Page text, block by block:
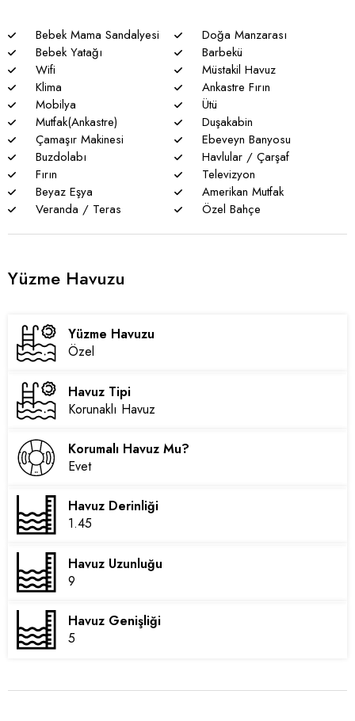
Kişi kapasitesi üzerinde onay verilen konaklamalarda ek yatak
için ekstra ücret olarak 3000 TL alınmaktadır.
Villamıza 500 m kala dik ve bozuk yol bulunmaktadır.
Genel notlar
* Doğa ile iç içe olan tüm villalarımızda düzenli olarak ilaçlama
yapılmaktadır. Bütün önlemlere rağmen çevrede kelebek,
böcek, sinek vs. bulunma ihtimali vardır.
* Havuzu korunaklı villalarımızda sizlere %100 görünmeme
garantisi verememekteyiz. Bu villalarımızda her zaman %5
sakınma payı mevcuttur.
Bebek Mama Sandalyesi
Doğa Manzarası
Bebek Yatağı
Barbekü
Wifi
Müstakil Havuz
Klima
Ankastre Fırın
Mobilya
Ütü
Mutfak(Ankastre)
Duşakabin
Çamaşır Makinesi
Ebeveyn Banyosu
Buzdolabı
Havlular / Çarşaf
Fırın
Televizyon
Beyaz Eşya
Amerikan Mutfak
Veranda / Teras
Özel Bahçe
Yüzme Havuzu
Yüzme Havuzu
Özel
Havuz Tipi
Korunaklı Havuz
Korumalı Havuz Mu?
Evet
Havuz Derinliği
1.45
Havuz Uzunluğu
9
Havuz Genişliği
5